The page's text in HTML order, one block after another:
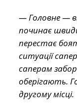
— Головне —
починає
перестає
ситуації
саперам
оберігають.
другому місці.